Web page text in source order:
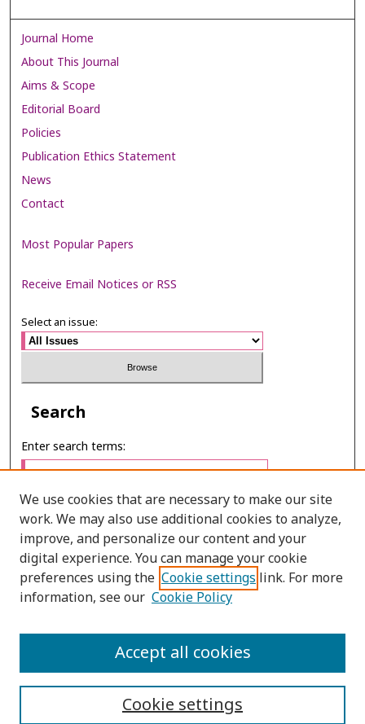
Journal Home
About This Journal
Aims & Scope
Editorial Board
Policies
Publication Ethics Statement
News
Contact
Most Popular Papers
Receive Email Notices or RSS
Select an issue:
Search
Enter search terms:
Select context to search:
Advanced Search
PRINT ISSN: 0859-3868
We use cookies that are necessary to make our site
work. We may also use additional cookies to analyze,
improve, and personalize our content and your
digital experience. You can manage your cookie
preferences using the Cookie settings link. For more
information, see our Cookie Policy
Cookie settings
Accept all cookies